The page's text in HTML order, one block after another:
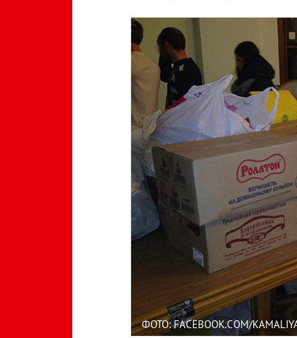
ФОТО: FACEBOOK.COM/